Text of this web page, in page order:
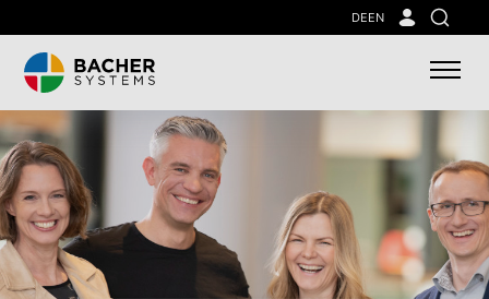
to
main
content
DEEN
Suche